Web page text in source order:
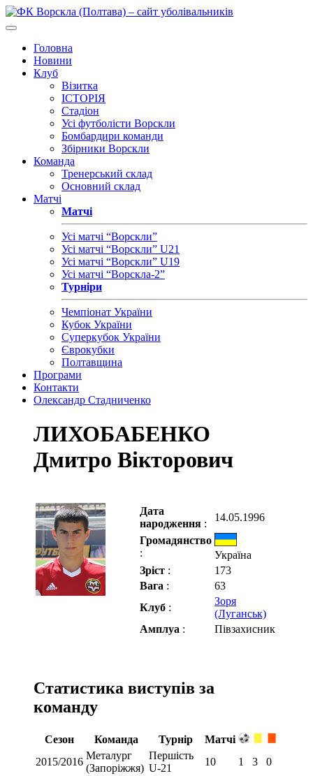
Головна
Новини
Клуб
Візитка
ІСТОРІЯ
Стадіон
Усі футболісти Ворскли
Бомбардири команди
Збірники Ворскли
Команда
Тренерський склад
Основний склад
Матчі
Матчі
Усі матчі “Ворскли”
Усі матчі “Ворскли” U21
Усі матчі “Ворскли” U19
Усі матчі “Ворскла-2”
Турніри
Чемпіонат України
Кубок України
Суперкубок України
Єврокубки
Полтавщина
Програми
Контакти
Олександр Стадниченко
ЛИХОБАБЕНКО
Дмитро Вікторович
Дата
народження :
14.05.1996
Громадянство
:
Україна
Зріст :
173
Вага :
63
Клуб :
Зоря
(Луганськ)
Амплуа : Півзахисник
Статистика виступів за
команду
Сезон Команда Турнір
Матчі
2015/2016
Металург
(Запоріжжя)
Першість
U-21
10 1 3 0